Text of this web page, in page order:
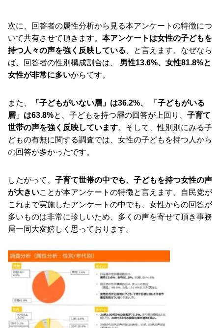
次に、回答者の属性分析から見る本アンケートの特徴につ
いて共有させて頂きます。 本アンケートは女性の子どもを
持つ人々の声を強く反映している 、と言えます。なぜなら
ば、回答者の性別構成割合は、 男性13.6%、女性81.8%と
女性が非常に多いからです。
また、
「子どもがいない層」は36.2%、 「子どもがいる
層」は63.8%と、子どもを持つ層の回答が上回り、 子育て
世帯の声を強く反映しています。そして、性別別にみる子
どもの有無に関する調査では、女性の子どもを持つ人から
の回答が多かったです。
したがって、 子育て世帯の中でも、子どもを持つ女性の声
が大きいことが本アンケートの特徴と言えます。自民党が
これまで実施したアンケートの中でも、女性からの回答が
多いものは非常に珍しいため、多くの声を寄せて頂き事務
局一同大変嬉しく思っております。